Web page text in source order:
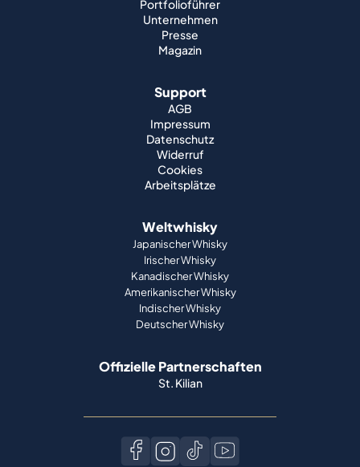
Portfolioführer
Unternehmen
Presse
Magazin
Support
AGB
Impressum
Datenschutz
Widerruf
Cookies
Arbeitsplätze
Weltwhisky
Japanischer Whisky
Irischer Whisky
Kanadischer Whisky
Amerikanischer Whisky
Indischer Whisky
Deutscher Whisky
Offizielle Partnerschaften
St. Kilian